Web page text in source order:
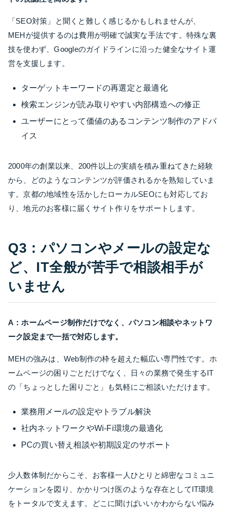
「SEO対策」と聞くと難しく感じるかもしれませんが、
MEHが提供するのは費用が明確で誠実な手法です。特殊な裏
技を使わず、Googleのガイドラインに沿った健全なサイト運
営を支援します。
ターゲットキーワードの再選定と最適化
検索エンジンが読み取りやすい内部構造への修正
ユーザーにとって価値のあるコンテンツ制作のアドバ
イス
2000年の創業以来、200件以上の実績を積み重ねてきた経験
から、どのようなコンテンツが評価されるかを熟知していま
す。京都の地域性を活かしたローカルSEOにも対応してお
り、地元のお客様に届くサイト作りをサポートします。
Q3：パソコンやメールの設定な
ど、IT全般が苦手で相談相手が
いません
A：ホームページ制作だけでなく、パソコン相談やネットワ
ーク設定まで一括で対応します。
MEHの強みは、Web制作の枠を超えた幅広い専門性です。ホ
ームページの困りごとだけでなく、日々の業務で発生するIT
の「ちょっとした困りごと」も気軽にご相談いただけます。
業務用メールの設定やトラブル解決
社内ネットワークやWi-Fi環境の最適化
PCの買い替え相談や初期設定のサポート
少人数体制だからこそ、お客様一人ひとりと綿密なコミュニ
ケーションを図り、かかりつけ医のような存在としてIT環境
をトータルで支えます。どこに聞けばいいかわからない悩み